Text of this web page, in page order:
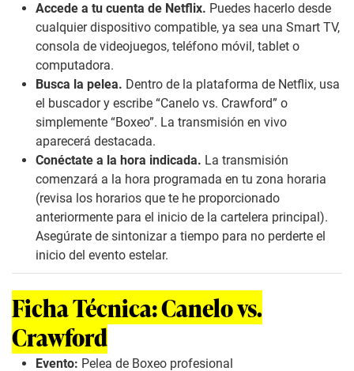
Accede a tu cuenta de Netflix. Puedes hacerlo desde
cualquier dispositivo compatible, ya sea una Smart TV,
consola de videojuegos, teléfono móvil, tablet o
computadora.
Busca la pelea. Dentro de la plataforma de Netflix, usa
el buscador y escribe “Canelo vs. Crawford” o
simplemente “Boxeo”. La transmisión en vivo
aparecerá destacada.
Conéctate a la hora indicada. La transmisión
comenzará a la hora programada en tu zona horaria
(revisa los horarios que te he proporcionado
anteriormente para el inicio de la cartelera principal).
Asegúrate de sintonizar a tiempo para no perderte el
inicio del evento estelar.
Ficha Técnica: Canelo vs.
Crawford
Evento: Pelea de Boxeo profesional